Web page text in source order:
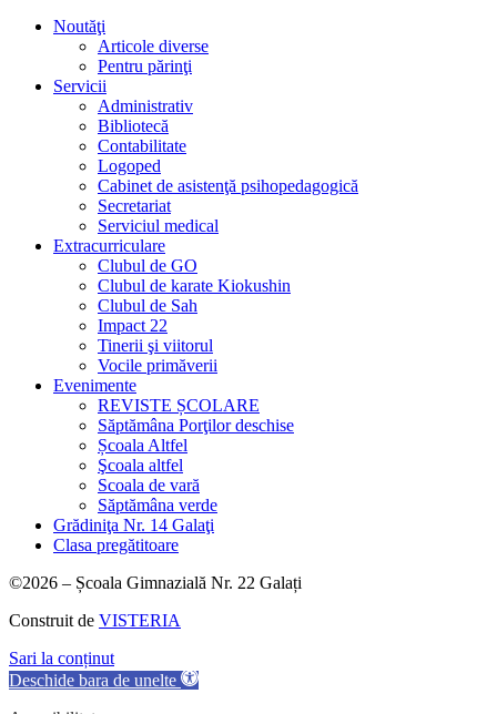
Noutăţi
Articole diverse
Pentru părinţi
Servicii
Administrativ
Bibliotecă
Contabilitate
Logoped
Cabinet de asistenţă psihopedagogică
Secretariat
Serviciul medical
Extracurriculare
Clubul de GO
Clubul de karate Kiokushin
Clubul de Sah
Impact 22
Tinerii şi viitorul
Vocile primăverii
Evenimente
REVISTE ȘCOLARE
Săptămâna Porţilor deschise
Școala Altfel
Şcoala altfel
Scoala de vară
Săptămâna verde
Grădiniţa Nr. 14 Galaţi
Clasa pregătitoare
©2026 – Școala Gimnazială Nr. 22 Galați
Construit de VISTERIA
Sari la conținut
Deschide bara de unelte